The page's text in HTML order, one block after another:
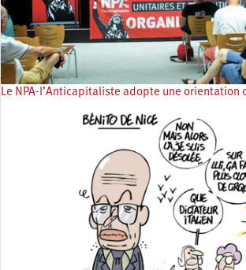
Le NPA-l’Anticapitaliste adopte une orientation